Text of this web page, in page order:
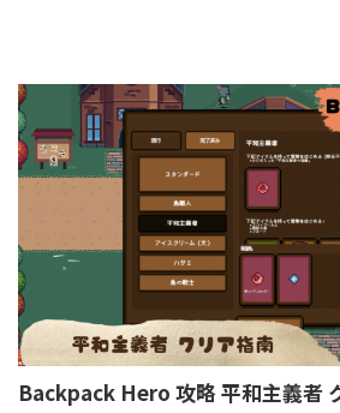
Backpack Hero 攻略 平和主義者